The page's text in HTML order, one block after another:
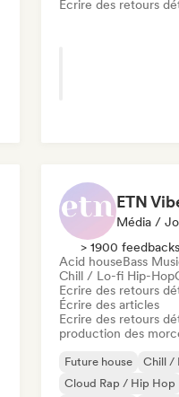
Ecrire des retours
ETN
> 1900
Acid houseBass
Chill / Lo-fi Hip-Hop
Ecrire des retours
Écrire des articles
Ecrire des retours
production des
Future house
Chill /
Cloud Rap / Hip Hop